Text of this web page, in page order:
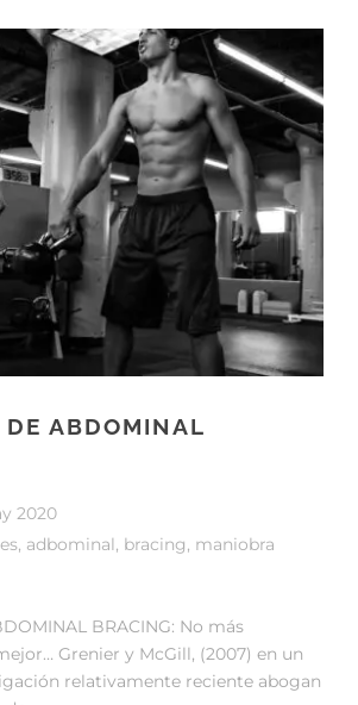
ABDOMINAL
2020
, adbominal, bracing, maniobra
BRACING: No más
Grenier y McGill, (2007) en un
relativamente reciente abogan